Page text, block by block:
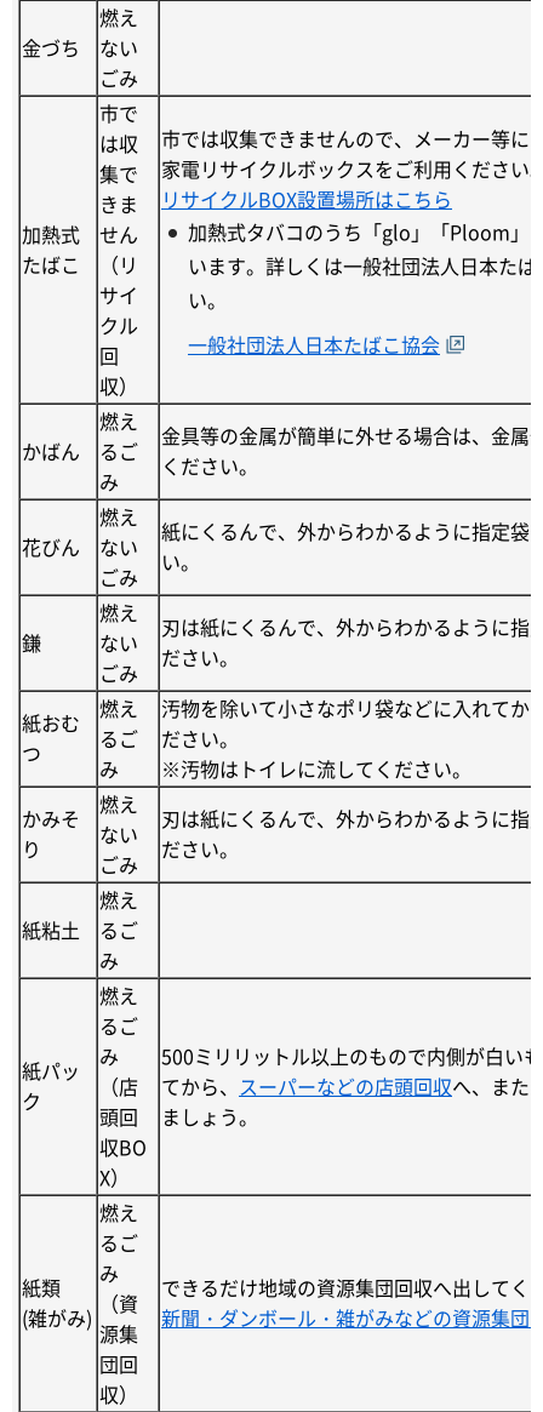
金づち
燃え
ない
ごみ
加熱式
たばこ
市で
は収
集で
きま
せん
（リ
サイ
クル
回
収）
市では収集できませんので、メーカー等に
家電リサイクルボックスをご利用ください
リサイクルBOX設置場所はこちら
加熱式タバコのうち「glo」「Ploom」
います。詳しくは一般社団法人日本た
い。
一般社団法人日本たばこ協会
かばん
燃え
るご
み
金具等の金属が簡単に外せる場合は、金属
ください。
花びん
燃え
ない
ごみ
紙にくるんで、外からわかるように指定袋
い。
鎌
燃え
ない
ごみ
刃は紙にくるんで、外からわかるように指
ださい。
紙おむ
つ
燃え
るご
み
汚物を除いて小さなポリ袋などに入れてか
ださい。
※汚物はトイレに流してください。
かみそ
り
燃え
ない
ごみ
刃は紙にくるんで、外からわかるように指
ださい。
紙粘土
燃え
るご
み
紙パッ
ク
燃え
るご
み
（店
頭回
収BO
X）
500ミリリットル以上のもので内側が白い
てから、
スーパーなどの店頭回収へ、また
ましょう。
紙類
(雑がみ)
燃え
るご
み
（資
源集
団回
収）
できるだけ地域の資源集団回収へ出してく
新聞・ダンボール・雑がみなどの資源集団